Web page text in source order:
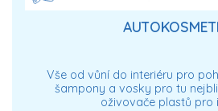
Vše od vůní do interiéru pro
šampony a vosky pro tu
oživovače plastů pro